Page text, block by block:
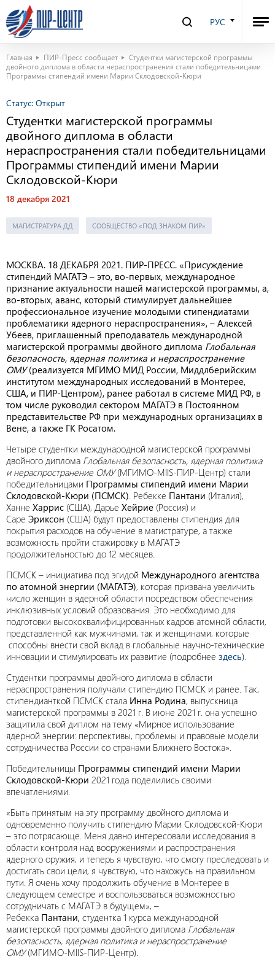
РУС
Главная ПИР-Пресс сообщает
Студентки магистерской программы
двойного диплома в области нераспространения стали победительницами
Программы стипендий имени Марии Склодовской-Кюри
Статус: Открыт
Студентки магистерской программы
двойного диплома в области
нераспространения стали победительницами
Программы стипендий имени Марии
Склодовской-Кюри
18 декабря 2021
МАГИСТРАТУРА ДД СООБЩЕСТВО «ПОД ЗНАКОМ ПИР»
МОСКВА. 18 ДЕКАБРЯ 2021. ПИР-ПРЕСС. «Присуждение
стипендий МАГАТЭ – это, во-первых, международное
признание актуальности нашей магистерской программы, а,
во-вторых, аванс, который стимулирует дальнейшее
профессиональное изучение молодыми стипендиатами
проблематики ядерного нераспространения», – Алексей
Убеев, приглашенный преподаватель международной
магистерской программы двойного диплома Глобальная
безопасность, ядерная политика и нераспространение
ОМУ(реализуется МГИМО МИД России, Миддлберийским
институтом международных исследований в Монтерее,
США, и ПИР-Центром), ранее работал в системе МИД РФ, в
том числе руководил сектором МАГАТЭ в Постоянном
представительстве РФ при международных организациях в
Вене, а также ГК Росатом.
Четыре студентки международной магистерской программы
двойного диплома Глобальная безопасность, ядерная политика
и нераспространение ОМУ(МГИМО-MIIS-ПИР-Центр) стали
победительницами Программы стипендий имени Марии
Склодовской-Кюри (ПСМСК). Ребекке Пантани (Италия),
Ханне Харрис (США), Дарье Хейрие (Россия) и
Саре Эриксон (США) будут предоставлены стипендия для
покрытия расходов на обучение в магистратуре, а также
возможность пройти стажировку в МАГАТЭ
продолжительностью до 12 месяцев.
ПСМСК – инициатива под эгидой Международного агентства
по атомной энергии (МАГАТЭ), которая призвана увеличить
число женщин в ядерной области посредством обеспечения
инклюзивных условий образования. Это необходимо для
подготовки высококвалифицированных кадров атомной области,
представленной как мужчинами, так и женщинами, которые
способны внести свой вклад в глобальные научно-технические
инновации и стимулировать их развитие (подробнее здесь).
Студентки программы двойного диплома в области
нераспространения получали стипендию ПСМСК и ранее. Так,
стипендианткой ПСМСК стала Инна Родина, выпускница
магистерской программы в 2021 г. В июне 2021 г. она успешно
защитила свой диплом на тему «Мирное использование
ядерной энергии: перспективы, проблемы и правовые модели
сотрудничества России со странами Ближнего Востока».
Победительницы Программы стипендий имени Марии
Склодовской-Кюри 2021 года поделились своими
впечатлениями.
«Быть принятым на эту программу двойного диплома и
одновременно получить стипендию Марии Склодовской-Кюри
– это потрясающе. Меня давно интересовали исследования в
области контроля над вооружениями и распространения
ядерного оружия, и теперь я чувствую, что смогу преследовать и
достигать свои цели, я чувствую, что нахожусь на правильном
пути. Я очень хочу продолжить обучение в Монтерее в
следующем семестре и воспользоваться возможностью
сотрудничать с МАГАТЭ в будущем», –
Ребекка Пантани, студентка 1 курса международной
магистерской программы двойного диплома Глобальная
безопасность, ядерная политика и нераспространение
ОМУ(МГИМО-MIIS-ПИР-Центр).